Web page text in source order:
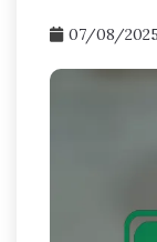
07/08/2025